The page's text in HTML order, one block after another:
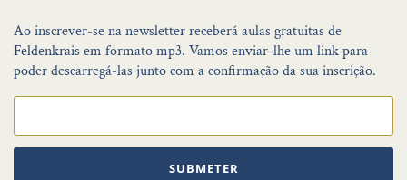
Ao inscrever-se na newsletter receberá aulas gratuitas de
Feldenkrais em formato mp3. Vamos enviar-lhe um link para
poder descarregá-las junto com a confirmação da sua inscrição.
SUBMETER